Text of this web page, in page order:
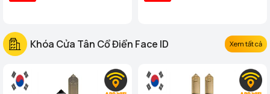
Khóa Cửa Tân Cổ Điển Face ID Xem tất cả